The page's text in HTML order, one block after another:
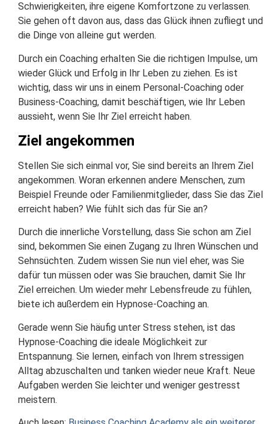
Schwierigkeiten, ihre eigene Komfortzone zu verlassen.
Sie gehen oft davon aus, dass das Glück ihnen zufliegt und
die Dinge von alleine gut werden.
Durch ein Coaching erhalten Sie die richtigen Impulse, um
wieder Glück und Erfolg in Ihr Leben zu ziehen. Es ist
wichtig, dass wir uns in einem Personal-Coaching oder
Business-Coaching, damit beschäftigen, wie Ihr Leben
aussieht, wenn Sie Ihr Ziel erreicht haben.
Ziel angekommen
Stellen Sie sich einmal vor, Sie sind bereits an Ihrem Ziel
angekommen. Woran erkennen andere Menschen, zum
Beispiel Freunde oder Familienmitglieder, dass Sie das Ziel
erreicht haben? Wie fühlt sich das für Sie an?
Durch die innerliche Vorstellung, dass Sie schon am Ziel
sind, bekommen Sie einen Zugang zu Ihren Wünschen und
Sehnsüchten. Zudem wissen Sie nun viel eher, was Sie
dafür tun müssen oder was Sie brauchen, damit Sie Ihr
Ziel erreichen. Um wieder mehr Lebensfreude zu fühlen,
biete ich außerdem ein Hypnose-Coaching an.
Gerade wenn Sie häufig unter Stress stehen, ist das
Hypnose-Coaching die ideale Möglichkeit zur
Entspannung. Sie lernen, einfach von Ihrem stressigen
Alltag abzuschalten und tanken wieder neue Kraft. Neue
Aufgaben werden Sie leichter und weniger gestresst
meistern.